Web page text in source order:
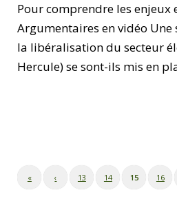
Pour comprendre les
Argumentaires en vidéo
la libéralisation du secteur
Hercule) se sont-ils mis en
« ‹ 13 14 15 16